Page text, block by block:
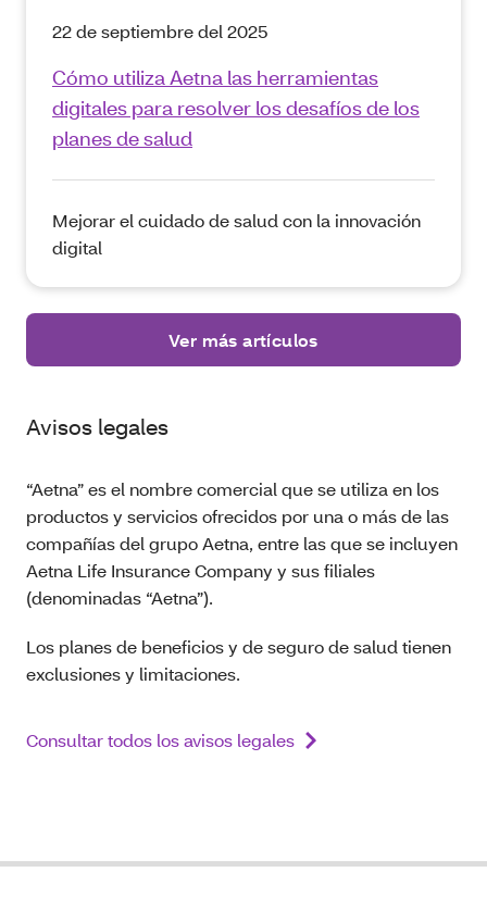
22 de septiembre del 2025
Cómo utiliza Aetna las herramientas
digitales para resolver los desafíos de los
planes de salud
Mejorar el cuidado de salud con la innovación
digital
Ver más artículos
Avisos legales
“Aetna” es el nombre comercial que se utiliza en los
productos y servicios ofrecidos por una o más de las
compañías del grupo Aetna, entre las que se incluyen
Aetna Life Insurance Company y sus filiales
(denominadas “Aetna”).
Los planes de beneficios y de seguro de salud tienen
exclusiones y limitaciones.
Consultar todos los avisos legales